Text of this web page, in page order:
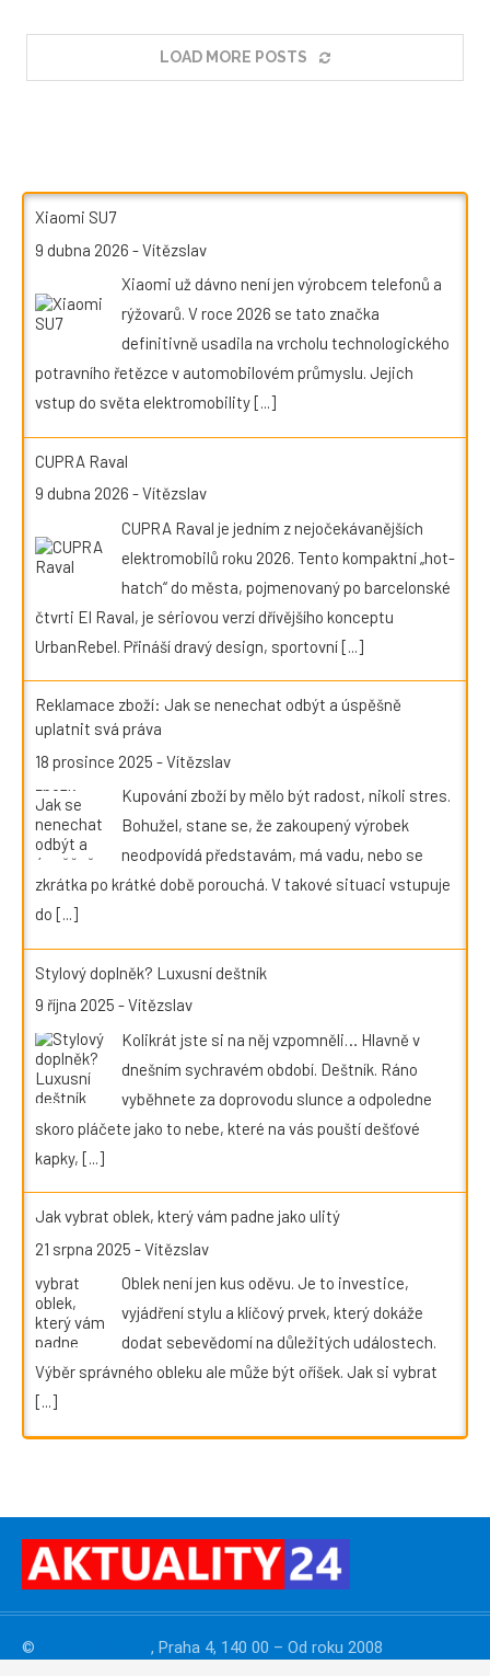
LOAD MORE POSTS
Xiaomi SU7
9 dubna 2026 -Vítězslav
Xiaomi už dávno není jen výrobcem telefonů a
rýžovarů. V roce 2026 se tato značka
definitivně usadila na vrcholu technologického
potravního řetězce v automobilovém průmyslu. Jejich
vstup do světa elektromobility[...]
CUPRA Raval
9 dubna 2026 -Vítězslav
CUPRA Raval je jedním z nejočekávanějších
elektromobilů roku 2026. Tento kompaktní „hot-
hatch“ do města, pojmenovaný po barcelonské
čtvrti El Raval, je sériovou verzí dřívějšího konceptu
UrbanRebel. Přináší dravý design, sportovní[...]
Reklamace zboží: Jak se nenechat odbýt a úspěšně
uplatnit svá práva
18 prosince 2025 -Vítězslav
Kupování zboží by mělo být radost, nikoli stres.
Bohužel, stane se, že zakoupený výrobek
neodpovídá představám, má vadu, nebo se
zkrátka po krátké době porouchá. V takové situaci vstupuje
do [...]
Stylový doplněk? Luxusní deštník
9 října 2025 -Vítězslav
Kolikrát jste si na něj vzpomněli… Hlavně v
dnešním sychravém období. Deštník. Ráno
vyběhnete za doprovodu slunce a odpoledne
skoro pláčete jako to nebe, které na vás pouští dešťové
kapky, [...]
Jak vybrat oblek, který vám padne jako ulitý
21 srpna 2025 -Vítězslav
Oblek není jen kus oděvu. Je to investice,
vyjádření stylu a klíčový prvek, který dokáže
dodat sebevědomí na důležitých událostech.
Výběr správného obleku ale může být oříšek. Jak si vybrat
[...]
©
, Praha 4, 140 00 – Od roku 2008